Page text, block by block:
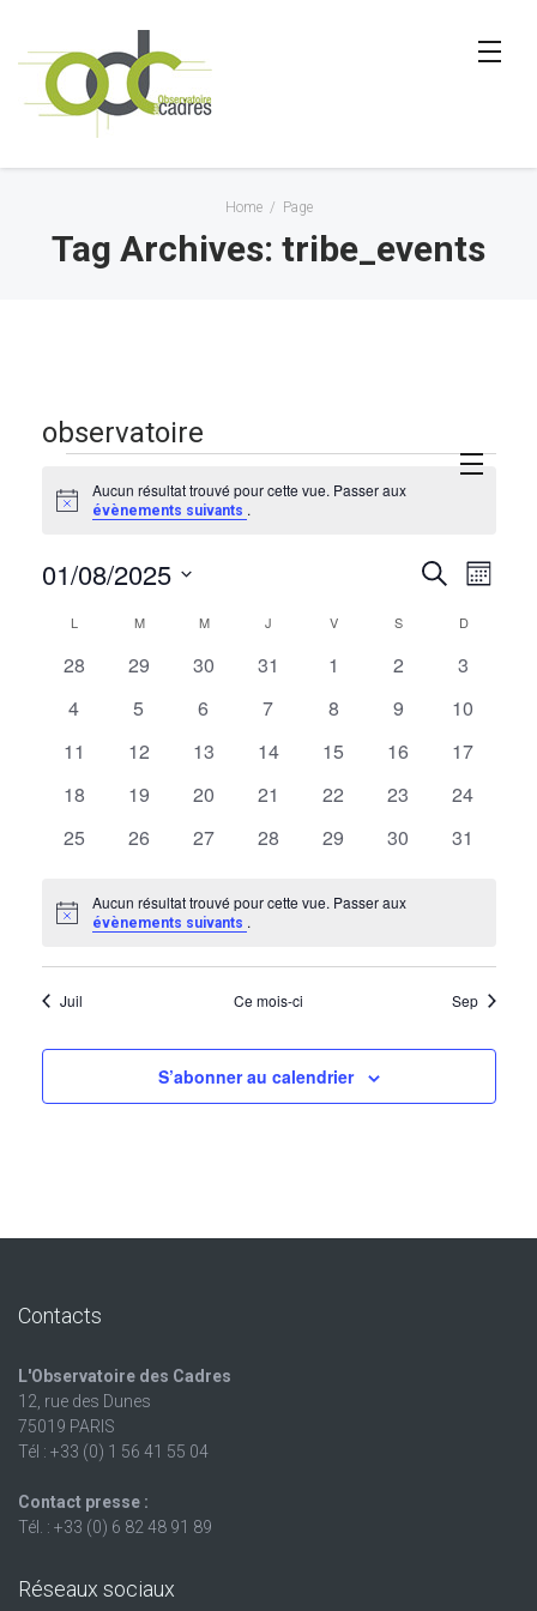
Home / Page
Tag Archives: tribe_events
observatoire
Notice
Aucun résultat trouvé pour cette vue. Passer aux
évènements suivants .
vues
Recherche
Mois
01/08/2025
Calendrier
de
Évènements
L MMARDI MMERCREDI
J VVENDREDI
SSAMEDI DDIMANCHE
0
28
0
29
0
30
0
31
0
1
0
2
0
3
0
4
0
5
0
6
0
7
0
8
0
9
0
10
0
11
0
12
0
13
0
14
0
15
0
16
0
17
0
18
0
19
0
20
0
21
0
22
0
23
0
24
0
25
0
26
0
27
0
28
0
29
0
30
0
31
Notice
Aucun résultat trouvé pour cette vue. Passer aux
évènements suivants .
Juil Ce mois-ci Sep
S’abonner au calendrier
Contacts
L'Observatoire des Cadres
12, rue des Dunes
75019 PARIS
Tél : +33 (0) 1 56 41 55 04
Contact presse :
Tél. : +33 (0) 6 82 48 91 89
Réseaux sociaux